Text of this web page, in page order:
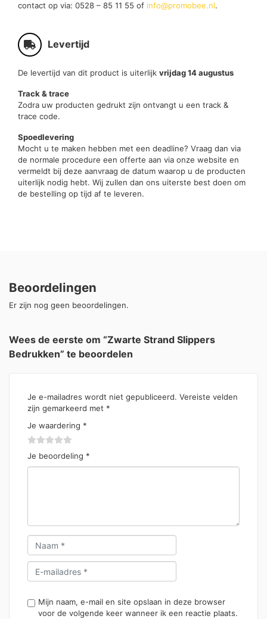
contact op via: 0528 – 85 11 55 of info@promobee.nl.
Levertijd
De levertijd van dit product is uiterlijk vrijdag 14 augustus
Track & trace
Zodra uw producten gedrukt zijn ontvangt u een track &
trace code.
Spoedlevering
Mocht u te maken hebben met een deadline? Vraag dan via
de normale procedure een offerte aan via onze website en
vermeldt bij deze aanvraag de datum waarop u de producten
uiterlijk nodig hebt. Wij zullen dan ons uiterste best doen om
de bestelling op tijd af te leveren.
Beoordelingen
Er zijn nog geen beoordelingen.
Wees de eerste om “Zwarte Strand Slippers
Bedrukken” te beoordelen
Je e-mailadres wordt niet gepubliceerd. Vereiste velden
zijn gemarkeerd met *
Je waardering *
Je beoordeling *
Mijn naam, e-mail en site opslaan in deze browser
voor de volgende keer wanneer ik een reactie plaats.